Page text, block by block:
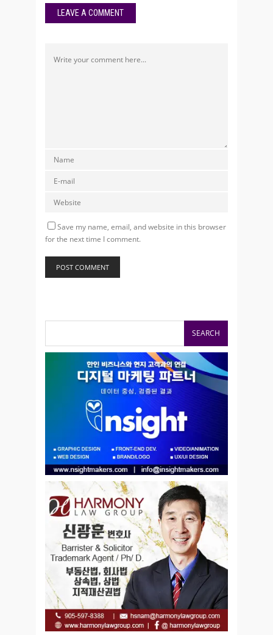
LEAVE A COMMENT
Save my name, email, and website in this browser
for the next time I comment.